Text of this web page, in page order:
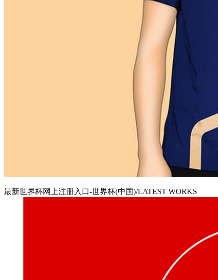
最新世界杯网上注册入口-世界杯(中国)/LATEST WORKS